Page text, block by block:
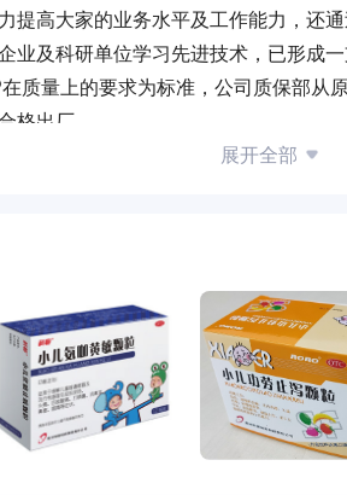
提高大家的业务水平及工作能力，还
业及科研单位学习先进技术，已形成
质量上的要求为标准，公司质保部从
出厂。
阶，更好地为广大消费者及客户服务
展开全部